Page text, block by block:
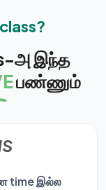
அ இந்த
பண்ணும்
time இல்ல